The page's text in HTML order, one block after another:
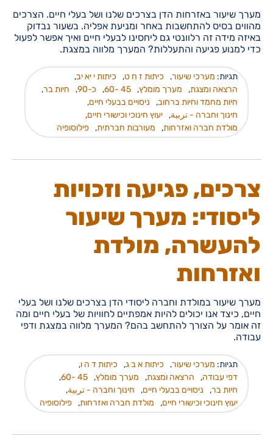
מערך שיעור באזרחות הדן בצרכים שלנו ושל בעלי חיים. הצרכים
מהווים בסיס להתחשבות באחר ומניעת אפליה. בשעור נבדוק
באיזה מידה זה רלוונטי גם ליחסינו לבעלי חיים ואיך אפשר לפעול
כדי למנוע פגיעה והתעללות? המערך מלווה במצגת.
תגיות: מערכי שיעור, כיתות ז ח ט, כיתות י יא יב,
הרצאה ומצגת, מערך מומלץ,
45 -60
, כ-90 , חיות בר,
חיות מחמד וחיות ברחוב, ניסויים בבעלי חיים,
חינוך וחברה - تربية, יעוץ חינוכי וכישורי חיים,
מולדת חברה ואזרחות, מעורבות חברתית, פילוסופיה
צרכים, פגיעה וזכויות
ליסודי: מערך שיעור
להעשרה, מולדת
ואזרחות
מערך שיעור במולדת וחברה ליסודי הדן בצרכים שלנו ושל בעלי
חיים, כיצד אנו יכולים להיות אמפתיים לחוויות של בעלי חיים ומה
זה אומר על הצורך להתחשב בהם? המערך מלווה במצגת ודפי
עבודה.
תגיות: מערכי שיעור, כיתות א ב ג, כיתות ד ה ו,
דפי עבודה, הרצאה ומצגת, מערך מומלץ,
45 -60
,
חיות בר, ניסויים בבעלי חיים, חינוך וחברה - تربية,
יעוץ חינוכי וכישורי חיים, מולדת חברה ואזרחות, פילוסופיה